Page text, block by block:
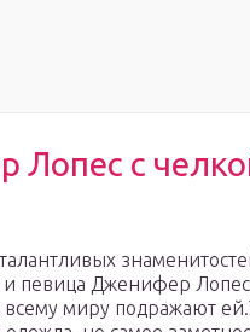
Лопес с
и певица Дженифер
миру подражают